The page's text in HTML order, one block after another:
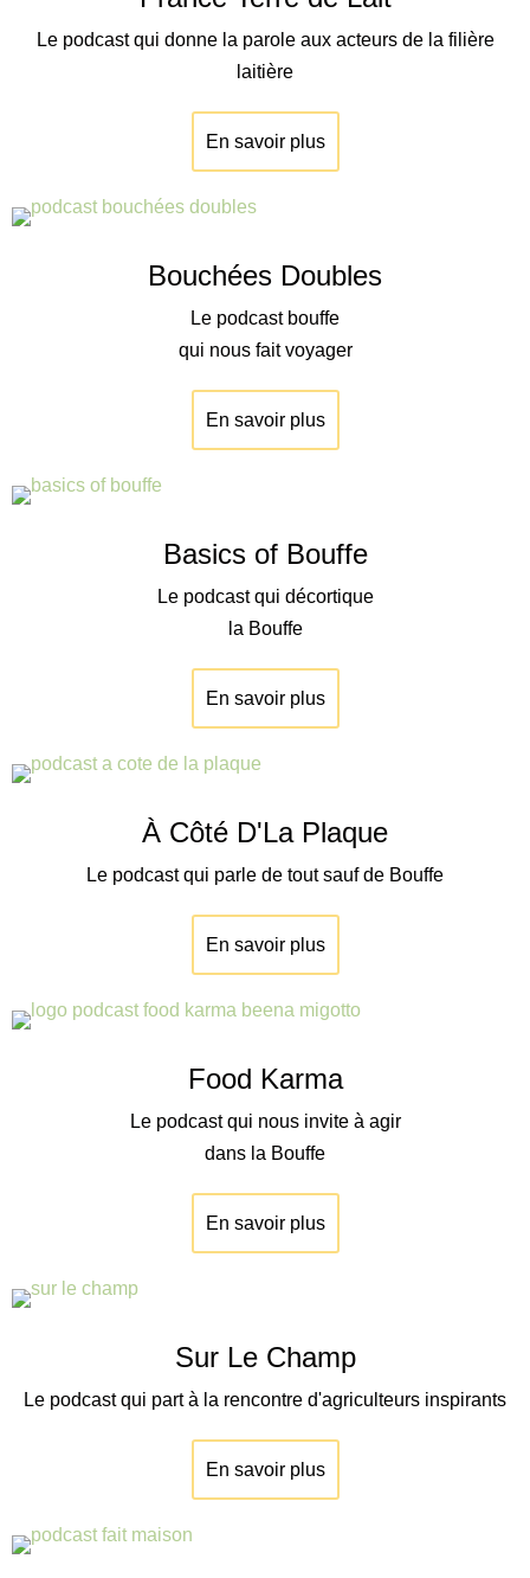
Le podcast qui donne la parole aux acteurs de la filière
laitière
En savoir plus
Bouchées Doubles
Le podcast bouffe
qui nous fait voyager
En savoir plus
Basics of Bouffe
Le podcast qui décortique
la Bouffe
En savoir plus
À Côté D'La Plaque
Le podcast qui parle de tout sauf de Bouffe
En savoir plus
Food Karma
Le podcast qui nous invite à agir
dans la Bouffe
En savoir plus
Sur Le Champ
Le podcast qui part à la rencontre d'agriculteurs inspirants
En savoir plus